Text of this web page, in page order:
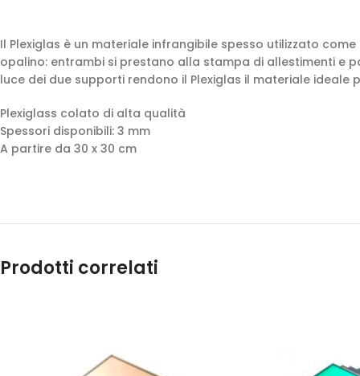
Il Plexiglas è un materiale infrangibile spesso utilizzato
opalino: entrambi si prestano alla stampa di allestimenti e
luce dei due supporti rendono il Plexiglas il materiale
Plexiglass colato di alta qualità
Spessori disponibili: 3 mm
A partire da 30 x 30 cm
Prodotti correlati